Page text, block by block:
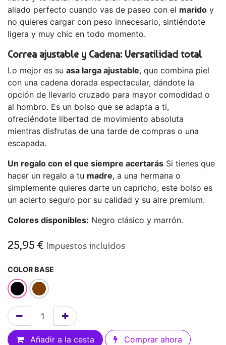
aliado perfecto cuando vas de paseo con el marido y
no quieres cargar con peso innecesario, sintiéndote
ligera y muy chic en todo momento.
Correa ajustable y Cadena: Versatilidad total
Lo mejor es su asa larga ajustable, que combina piel
con una cadena dorada espectacular, dándote la
opción de llevarlo cruzado para mayor comodidad o
al hombro. Es un bolso que se adapta a ti,
ofreciéndote libertad de movimiento absoluta
mientras disfrutas de una tarde de compras o una
escapada.
Un regalo con el que siempre acertarás Si tienes que
hacer un regalo a tu madre, a una hermana o
simplemente quieres darte un capricho, este bolso es
un acierto seguro por su calidad y su aire premium.
Colores disponibles: Negro clásico y marrón.
25,95 € Impuestos incluidos
COLOR BASE
Añadir a la cesta Comprar ahora